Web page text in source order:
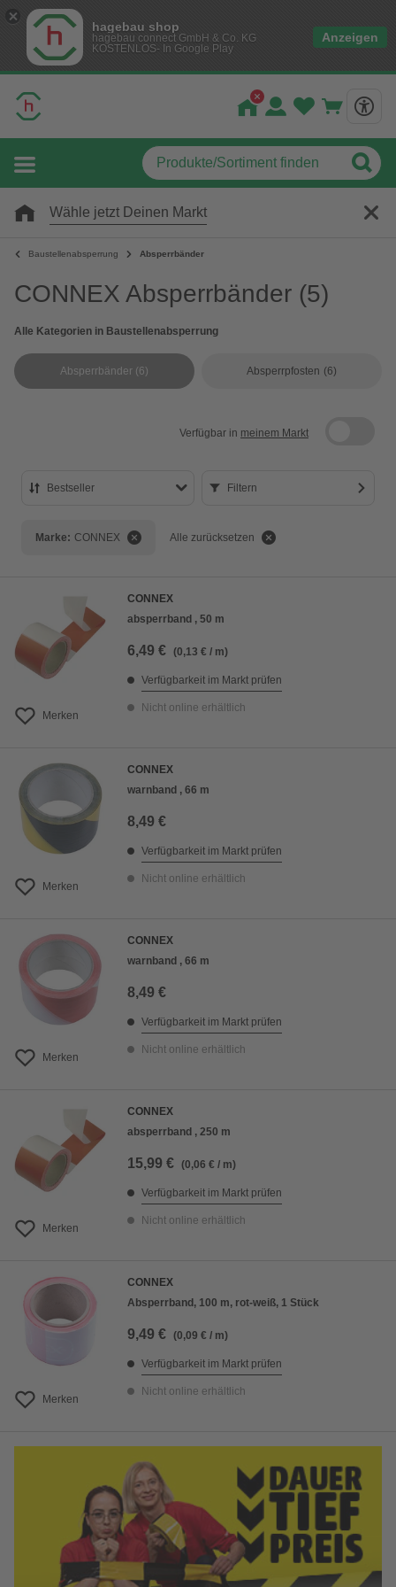
hagebau shop
hagebau connect GmbH & Co. KG
KOSTENLOS- In Google Play
Anzeigen
Wähle jetzt Deinen Markt
Baustellenabsperrung Absperrbänder
CONNEX Absperrbänder (5)
Alle Kategorien in Baustellenabsperrung
Absperrbänder (6) Absperrpfosten (6)
Verfügbar in meinem Markt
Bestseller
Bewertung
Filtern
Marke: CONNEX Alle zurücksetzen
Merken
CONNEX
absperrband , 50 m
6,49 € (0,13 € / m)
Verfügbarkeit im Markt prüfen
Nicht online erhältlich
Merken
CONNEX
warnband , 66 m
8,49 €
Verfügbarkeit im Markt prüfen
Nicht online erhältlich
Merken
CONNEX
warnband , 66 m
8,49 €
Verfügbarkeit im Markt prüfen
Nicht online erhältlich
Merken
CONNEX
absperrband , 250 m
15,99 € (0,06 € / m)
Verfügbarkeit im Markt prüfen
Nicht online erhältlich
Merken
CONNEX
Absperrband, 100 m, rot-weiß, 1 Stück
9,49 € (0,09 € / m)
Verfügbarkeit im Markt prüfen
Nicht online erhältlich